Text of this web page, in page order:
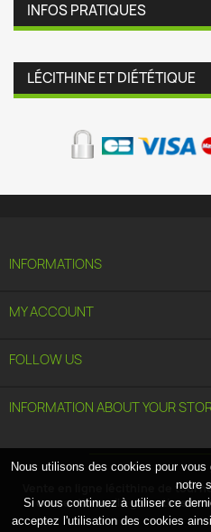
INFOS PRATIQUES
LÉCITHINE ET DIÉTÉTIQUE
INFORMATIONS
MY ACCOUNT
FOLLOW US
Nous utilisons des cookies pour
notre
Si vous continuez à utiliser ce
acceptez l'utilisation des cookies
INFORMATION ABOUT YOUR
Vente en ligne lécithine de
conventionnelle garantie sans